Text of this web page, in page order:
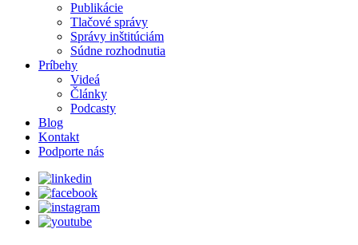
Publikácie
Tlačové správy
Správy inštitúciám
Súdne rozhodnutia
Príbehy
Videá
Články
Podcasty
Blog
Kontakt
Podporte nás